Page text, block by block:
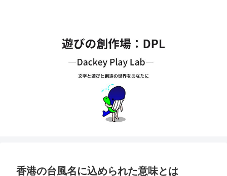
香港の台風名に込められた意味とは